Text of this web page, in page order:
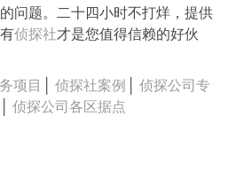
问题。二十四小时不打烊，提供
侦探社才是您值得信赖的好伙
项目 │侦探社案例 │侦探公司专
│侦探公司各区据点